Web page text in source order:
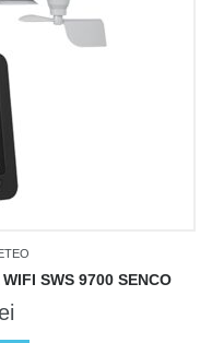
SWS 9700 SENCO